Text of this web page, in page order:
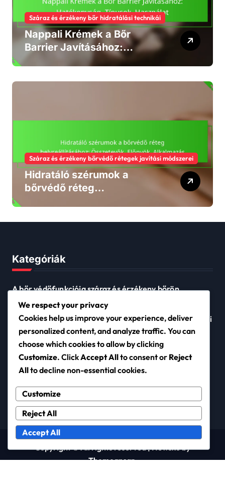
Száraz és érzékeny bőr hidratálási technikái
Nappali Krémek a Bőr
Barrier Javításához:
Hatékonyság, Típusok,
Száraz és érzékeny bőrvédő rétegek javítási módszerei
Hidratáló szérumok a
bőrvédő réteg
Kategóriák
A bőr védőfunkciója száraz és érzékeny bőrön
Száraz és érzékeny bőr hidratálási technikái
Száraz és érzékeny bőrvédő rétegek javítási módszerei
nieuwerkerk.net
Copyright © All rights reserved|Newsxoby
Themeansar.
We respect your privacy
Cookies help us improve your experience, deliver
personalized content, and analyze traffic. You can
choose which cookies to allow by clicking
Customize. ClickAccept Allto consent or Reject
Allto decline non-essential cookies.
Customize
Reject All
Accept All